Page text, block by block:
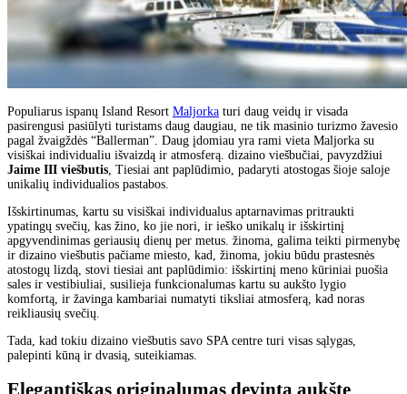
Populiarus ispanų Island Resort Maljorka turi daug veidų ir visada
pasirengusi pasiūlyti turistams daug daugiau, ne tik masinio turizmo žavesio
pagal žvaigždės “Ballerman”. Daug įdomiau yra rami vieta Maljorka su
visiškai individualiu išvaizdą ir atmosferą. dizaino viešbučiai, pavyzdžiui
Jaime III viešbutis , Tiesiai ant paplūdimio, padaryti atostogas šioje saloje
unikalių individualios pastabos.
Išskirtinumas, kartu su visiškai individualus aptarnavimas pritraukti
ypatingų svečių, kas žino, ko jie nori, ir ieško unikalų ir išskirtinį
apgyvendinimas geriausių dienų per metus. žinoma, galima teikti pirmenybę
ir dizaino viešbutis pačiame miesto, kad, žinoma, jokiu būdu prastesnės
atostogų lizdą, stovi tiesiai ant paplūdimio: išskirtinį meno kūriniai puošia
sales ir vestibiuliai, susilieja funkcionalumas kartu su aukšto lygio
komfortą, ir žavinga kambariai numatyti tiksliai atmosferą, kad noras
reikliausių svečių.
Tada, kad tokiu dizaino viešbutis savo SPA centre turi visas sąlygas,
palepinti kūną ir dvasią, suteikiamas.